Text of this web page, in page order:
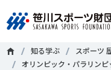
知る学ぶ
スポーツ
オリンピック・パラリン